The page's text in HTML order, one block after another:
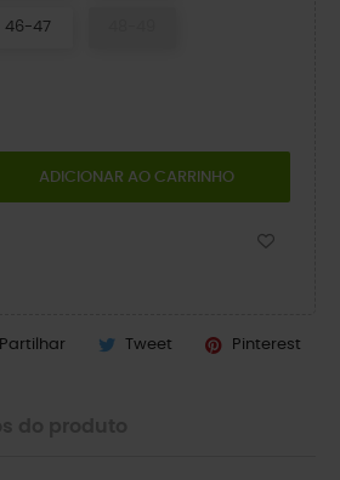
46-47
ADICIONAR AO CARRINHO
Partilhar Tweet Pinterest